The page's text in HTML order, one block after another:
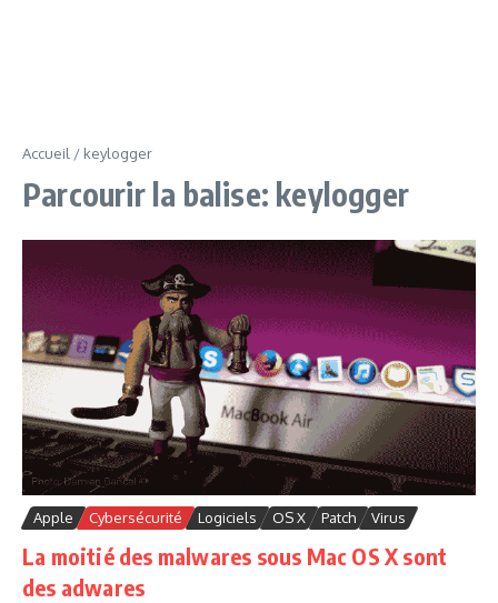
Accueil / keylogger
Parcourir la balise: keylogger
Apple Cybersécurité Logiciels OS X Patch Virus
La moitié des malwares sous Mac OS X sont
des adwares